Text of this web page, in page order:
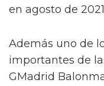
en agosto de
Además uno de
importantes de
GMadrid